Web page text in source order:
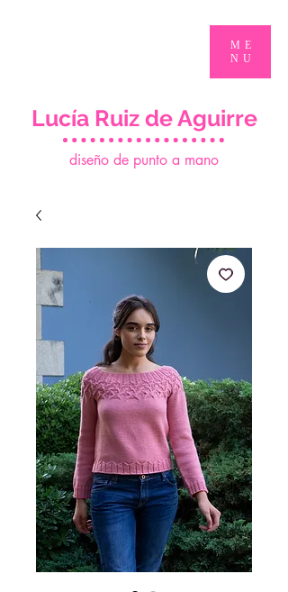
diseño de punto a mano
Lucía Ruiz de Aguirre
ME
NU